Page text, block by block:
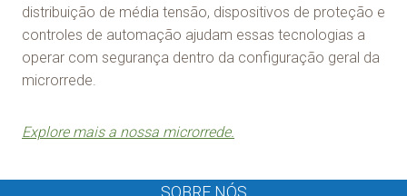
distribuição de média tensão, dispositivos de proteção e
controles de automação ajudam essas tecnologias a
operar com segurança dentro da configuração geral da
microrrede.
Explore mais a nossa microrrede.
SOBRE NÓS